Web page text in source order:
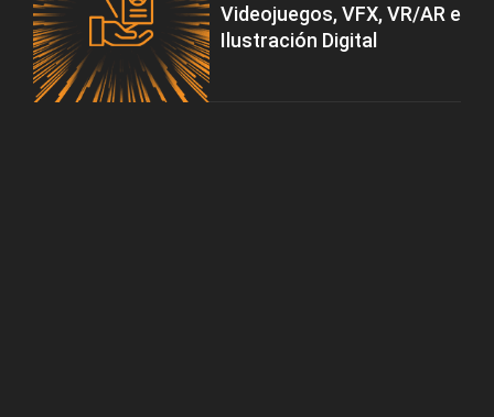
Videojuegos, VFX, VR/AR e
Ilustración Digital